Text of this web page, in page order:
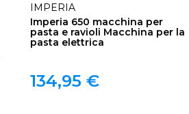
IMPERIA
Imperia 650 macchina per
pasta e ravioli Macchina per la
pasta elettrica
134,95 €